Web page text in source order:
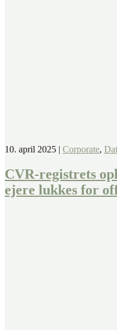
10. april 2025 | Corporate,
CVR-registrets
ejere lukkes for